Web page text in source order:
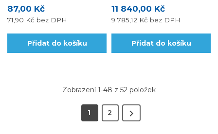
87,00 Kč
71,90 Kč bez DPH
Přidat do košíku
11 840,00 Kč
9 785,12 Kč bez DPH
Přidat do košíku
Zobrazení 1-48 z 52 položek
1 2 